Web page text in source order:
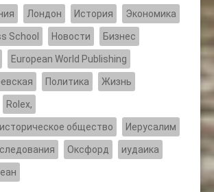
Лондон История Экономика
School Новости Бизнес
European World Publishing
Политика Жизнь
Rolex,
общество Иерусалим
Оксфорд иудаика